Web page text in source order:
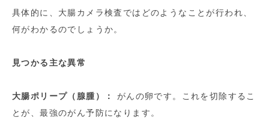
具体的に、大腸カメラ検査ではどのようなことが行われ、
何がわかるのでしょうか。
見つかる主な異常
大腸ポリープ（腺腫）：
がんの卵です。これを切除するこ
とが、最強のがん予防になります。